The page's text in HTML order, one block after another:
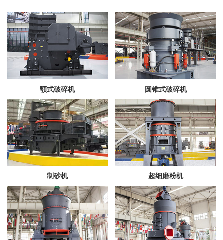
颚式破碎机 圆锥式破碎机
制砂机 超细磨粉机